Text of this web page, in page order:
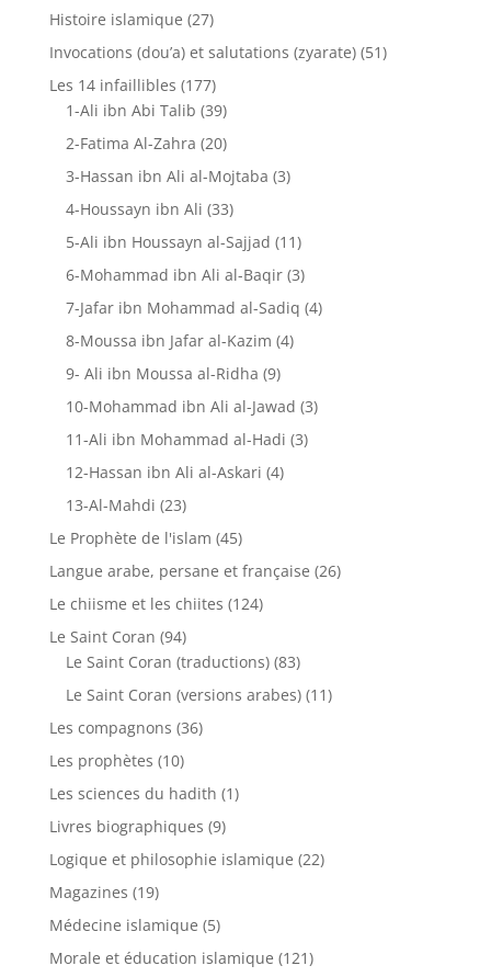
Histoire islamique (27)
Invocations (dou’a) et salutations (zyarate) (51)
Les 14 infaillibles (177)
1-Ali ibn Abi Talib (39)
2-Fatima Al-Zahra (20)
3-Hassan ibn Ali al-Mojtaba (3)
4-Houssayn ibn Ali (33)
5-Ali ibn Houssayn al-Sajjad (11)
6-Mohammad ibn Ali al-Baqir (3)
7-Jafar ibn Mohammad al-Sadiq (4)
8-Moussa ibn Jafar al-Kazim (4)
9- Ali ibn Moussa al-Ridha (9)
10-Mohammad ibn Ali al-Jawad (3)
11-Ali ibn Mohammad al-Hadi (3)
12-Hassan ibn Ali al-Askari (4)
13-Al-Mahdi (23)
Le Prophète de l'islam (45)
Langue arabe, persane et française (26)
Le chiisme et les chiites (124)
Le Saint Coran (94)
Le Saint Coran (traductions) (83)
Le Saint Coran (versions arabes) (11)
Les compagnons (36)
Les prophètes (10)
Les sciences du hadith (1)
Livres biographiques (9)
Logique et philosophie islamique (22)
Magazines (19)
Médecine islamique (5)
Morale et éducation islamique (121)